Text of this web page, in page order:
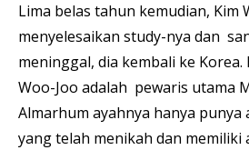
Lima belas tahun kemudian, Kim
menyelesaikan study-nya dan
meninggal, dia kembali ke Korea.
Woo-Joo adalah pewaris utama
Almarhum ayahnya hanya punya
yang telah menikah dan memiliki